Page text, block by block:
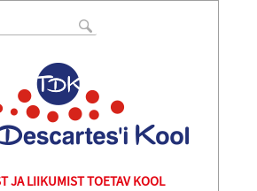
JA LIIKUMIST TOETAV KOOL